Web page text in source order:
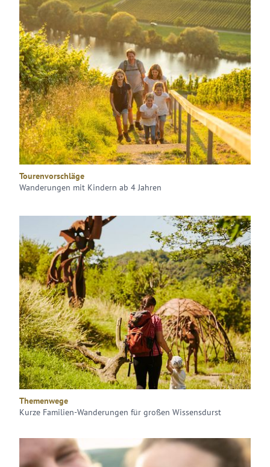
Tourenvorschläge
Wanderungen mit Kindern ab 4 Jahren
Themenwege
Kurze Familien-Wanderungen für großen Wissensdurst